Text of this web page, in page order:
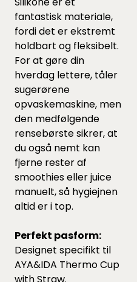
fantastisk materiale,
fordi det er ekstremt
holdbart og fleksibelt.
For at gøre din
hverdag lettere, tåler
sugerørene
opvaskemaskine, men
den medfølgende
rensebørste sikrer, at
du også nemt kan
fjerne rester af
smoothies eller juice
manuelt, så hygiejnen
altid er i top.
Perfekt pasform:
Designet specifikt til
AYA&IDA Thermo Cup
with Straw.